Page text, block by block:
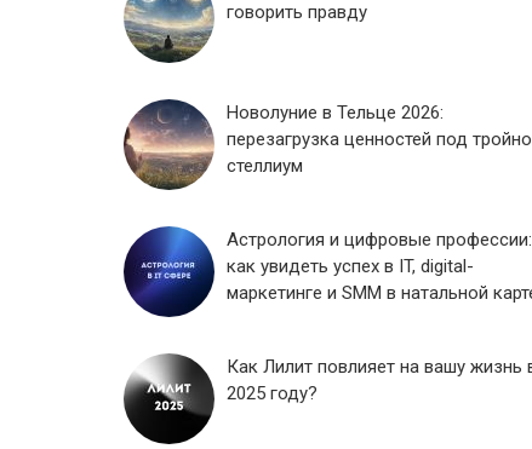
говорить правду
Новолуние в Тельце 2026:
перезагрузка ценностей под
стеллиум
Астрология и цифровые профессии:
как увидеть успех в IT, digital-
маркетинге и SMM в натальной
Как Лилит повлияет на вашу жизнь
2025 году?